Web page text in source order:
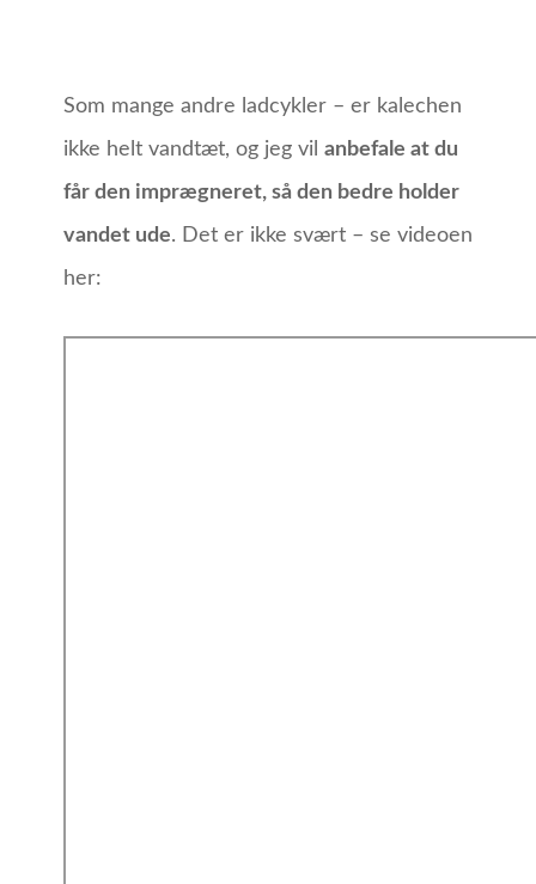
Som mange andre ladcykler – er kalechen
ikke helt vandtæt, og jeg vil anbefale at du
får den imprægneret, så den bedre holder
vandet ude. Det er ikke svært – se videoen
her: